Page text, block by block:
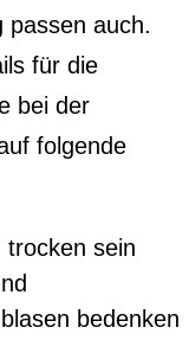
passen auch.
für die
bei der
folgende
trocken sein
bedenken